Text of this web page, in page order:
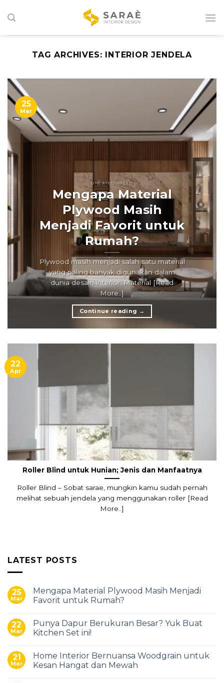
to
TAG ARCHIVES: INTERIOR JENDELA
UNCATEGORIZED
Mengapa Material
Plywood Masih
Menjadi Favorit untuk
Rumah?
Plywood masih menjadi salah satu material
yang paling banyak digunakan dalam
dunia desain interior. Material [Read
More..]
Continue reading →
25
Mar
Roller Blind untuk Hunian; Jenis dan Manfaatnya
Roller Blind – Sobat sarae, mungkin kamu sudah pernah
melihat sebuah jendela yang menggunakan roller [Read
More..]
22
Apr
LATEST POSTS
25
Mar
Mengapa Material Plywood Masih Menjadi
Favorit untuk Rumah?
22
Mar
Punya Dapur Berukuran Besar? Yuk Buat
Kitchen Set ini!
21
Mar
Home Interior Bernuansa Woodgrain untuk
Kesan Hangat dan Mewah